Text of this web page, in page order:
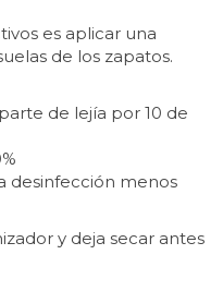
es aplicar una
de los zapatos.
de lejía por 10 de
desinfección menos
y deja secar antes